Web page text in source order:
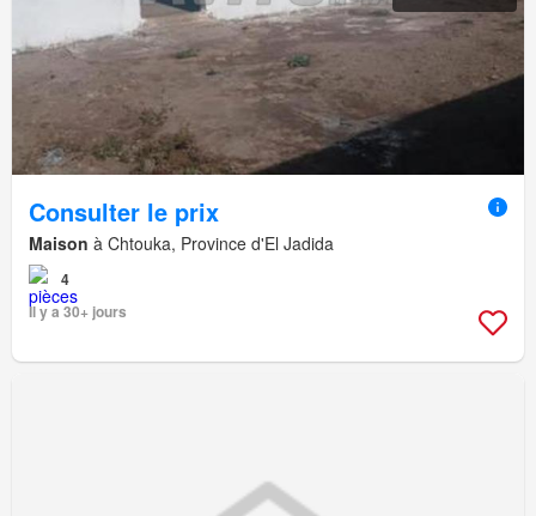
Consulter le prix
Maison à Chtouka, Province d'El Jadida
4
Il y a 30+ jours